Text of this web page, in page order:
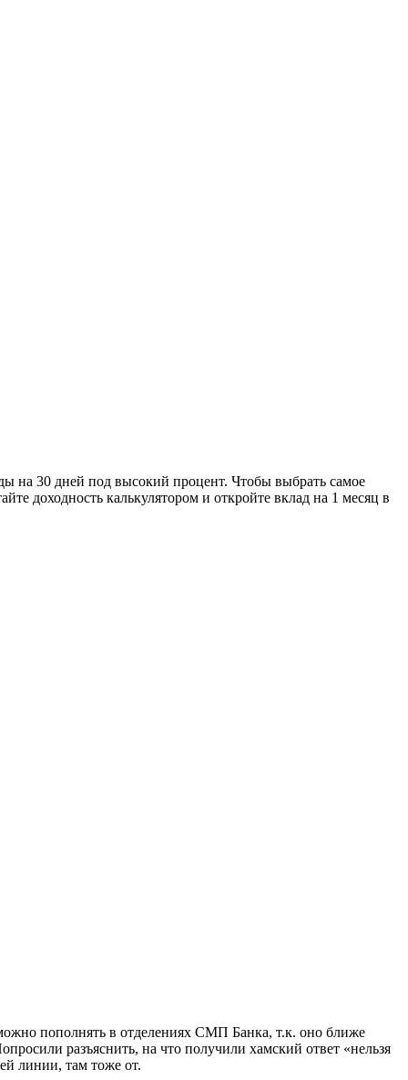
на 30 дней под высокий процент. Чтобы выбрать самое
доходность калькулятором и откройте вклад на 1 месяц в
пополнять в отделениях СМП Банка, т.к. оно ближе
разъяснить, на что получили хамский ответ «нельзя
линии, там тоже от.